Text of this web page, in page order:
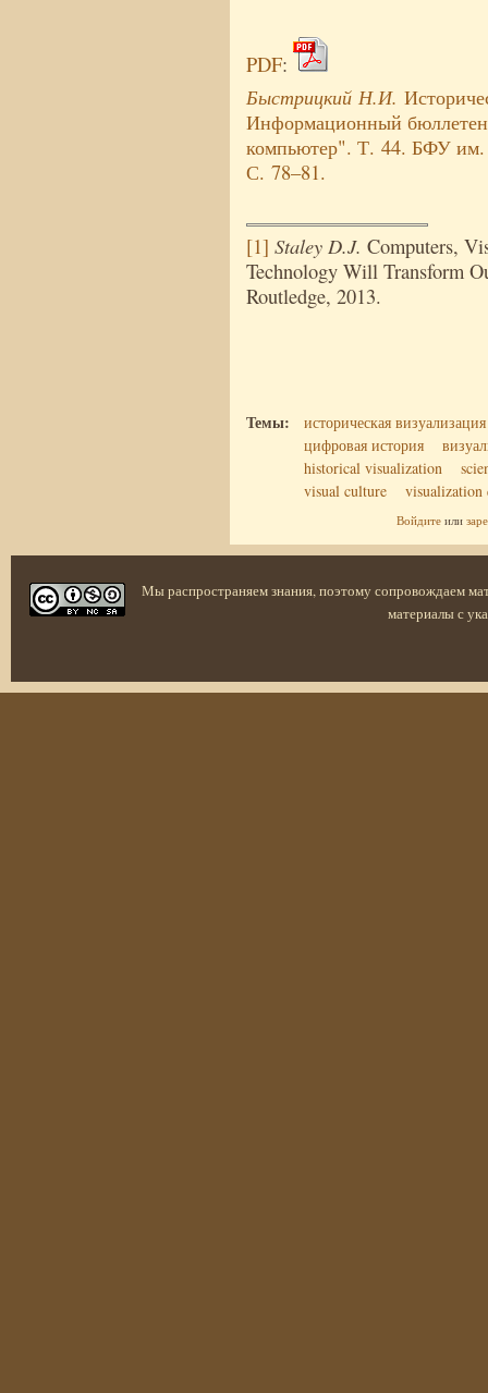
PDF:
Быстрицкий Н.И.
Информационный
компьютер". Т. 44. БФУ им.
С. 78–81.
[1] Staley D.J. Computers,
Technology Will Transform
Routledge, 2013.
Темы:
историческая визуализация
цифровая история
historical visualization
visual culture
Войдите или
Мы распространяем знания, поэтому сопровождаем
материалы с